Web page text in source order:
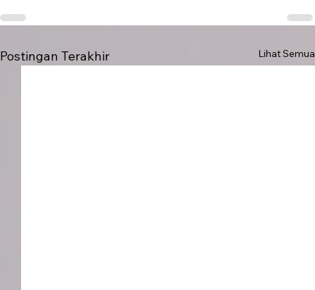
Postingan Terakhir Lihat Semua